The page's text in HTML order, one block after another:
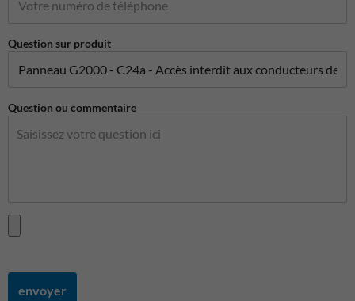
Question sur produit
Question ou commentaire
envoyer